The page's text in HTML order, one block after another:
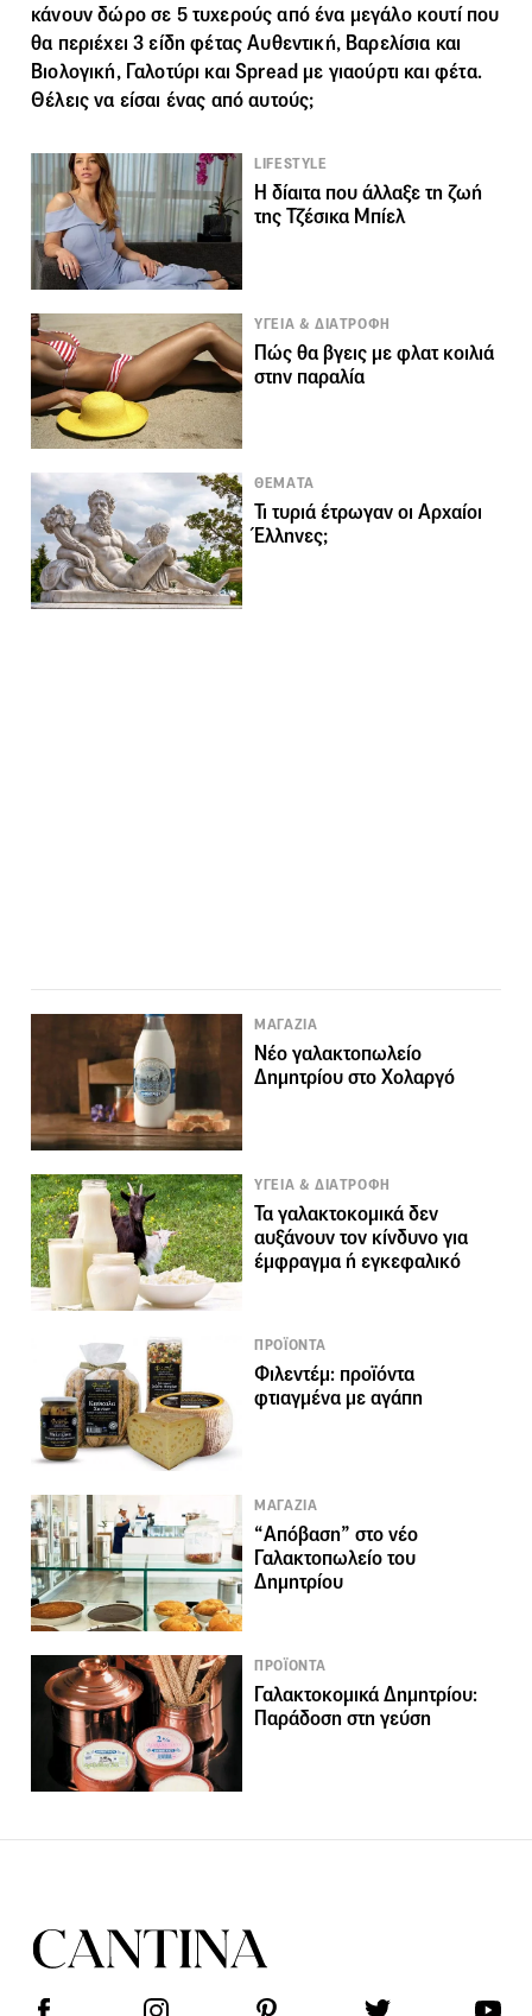
κάνουν δώρο σε 5 τυχερούς από ένα μεγάλο κουτί που
θα περιέχει 3 είδη φέτας Αυθεντική, Βαρελίσια και
Βιολογική, Γαλοτύρι και Spread με γιαούρτι και φέτα.
Θέλεις να είσαι ένας από αυτούς;
LIFESTYLE
Η δίαιτα που άλλαξε τη ζωή
της Τζέσικα Μπίελ
ΥΓΕΙΑ & ΔΙΑΤΡΟΦΗ
Πώς θα βγεις με φλατ κοιλιά
στην παραλία
ΘΕΜΑΤΑ
Τι τυριά έτρωγαν οι Αρχαίοι
Έλληνες;
ΜΑΓΑΖΙΑ
Νέο γαλακτοπωλείο
Δημητρίου στο Χολαργό
ΥΓΕΙΑ & ΔΙΑΤΡΟΦΗ
Τα γαλακτοκομικά δεν
αυξάνουν τον κίνδυνο για
έμφραγμα ή εγκεφαλικό
ΠΡΟΪΟΝΤΑ
Φιλεντέμ: προϊόντα
φτιαγμένα με αγάπη
ΜΑΓΑΖΙΑ
“Απόβαση” στο νέο
Γαλακτοπωλείο του
Δημητρίου
ΠΡΟΪΟΝΤΑ
Γαλακτοκομικά Δημητρίου:
Παράδοση στη γεύση